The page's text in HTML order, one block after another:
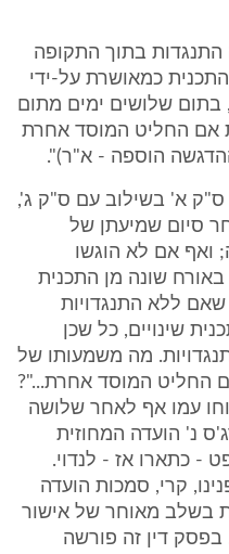
התנגדות בתוך התקופה
יראו את התכנית כמאושרת על-ידי
שלושים ימים מתום
אם החליט המוסד אחרת
הוספה - א"ר)".
ס"ק א' בשילוב עם ס"ק ג',
סיום שמיעתן של
ואף אם לא הוגשו
שונה מן התכנית
שאם ללא התנגדויות
שינויים, כל שכן
מה משמעותו של
"זולת אם החליט המוסד אחרת..."?
עמו אף לאחר שלושה
הוא בג"צ 318/75 חדג'ס נ' הועדה המחוזית
מפי השופט - כתארו אז - לנדוי.
קרי, סמכות הועדה
בשלב מאוחר של אישור
דין זה פורשה